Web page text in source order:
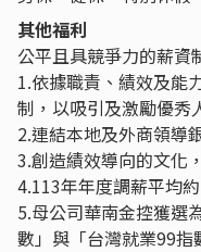
其他福利
公平且具競爭力的薪資
1.依據職責、績效及能
制，以吸引及激勵優秀
2.連結本地及外商領導
3.創造績效導向的文化
4.113年年度調薪平均
5.母公司華南金控獲選
數」與「台灣就業99指